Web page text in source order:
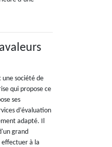
société de
qui propose ce
ses
d’évaluation
adapté. Il
grand
effectuer à la